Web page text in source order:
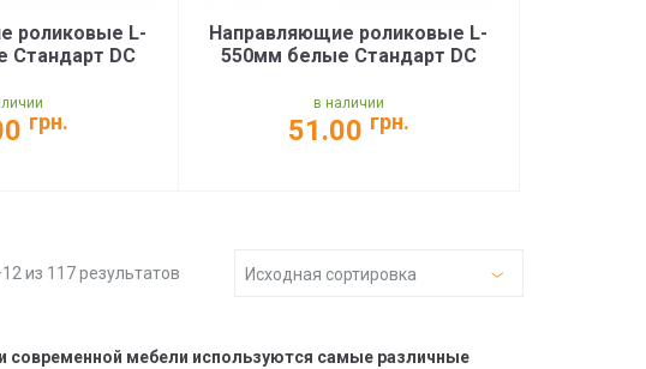
роликовые L-
Стандарт DC
грн.
Направляющие роликовые L-
550мм белые Стандарт DC
в наличии
51.00 грн.
из 117 результатов Исходная сортировка
мебели используются самые различные